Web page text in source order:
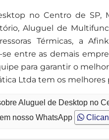
no Centro de SP,
Aluguel de
Térmicas, a
entre as demais
para garantir o
Ltda tem os melhores
Aluguel de Desktop no
nosso WhatsApp